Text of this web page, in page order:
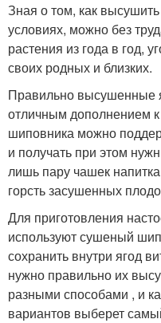
Зная о том, как
условиях, можно без
растения из года в год,
своих родных и близких.
Правильно высушенные
отличным дополнением
шиповника можно
и получать при этом
лишь пару чашек
горсть засушенных
Для приготовления
используют сушеный
сохранить внутри ягод
нужно правильно их
разными способами , и
вариантов выберет